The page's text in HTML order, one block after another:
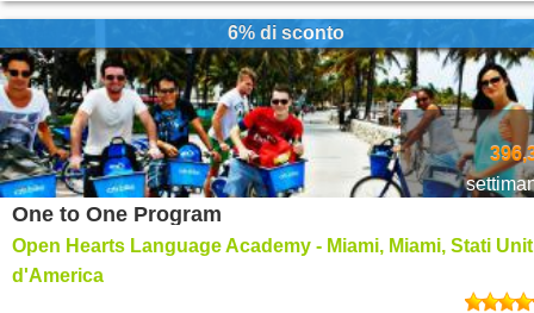
6% di sconto
One to One Program
Open Hearts Language Academy - Miami, Miami, Stati
d'America